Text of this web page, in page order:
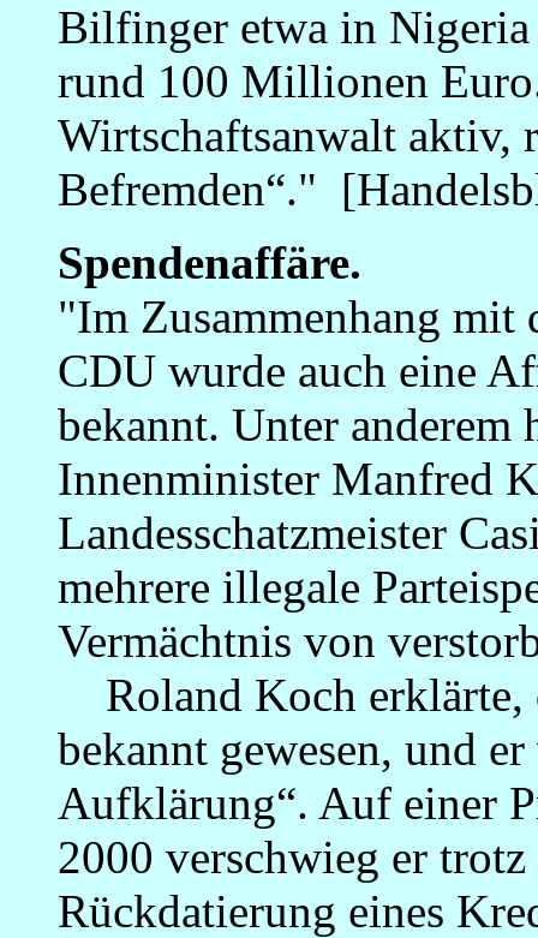
Bilfinger etwa in Nigeria
rund 100 Millionen
Wirtschaftsanwalt aktiv,
Befremden“."
Spendenaffäre.
"Im Zusammenhang mit
CDU wurde auch eine
bekannt. Unter anderem
Innenminister Manfred
Landesschatzmeister
mehrere illegale
Vermächtnis von
Roland Koch erklärte,
bekannt gewesen, und
Aufklärung“. Auf einer
2000 verschwieg er
Rückdatierung eines